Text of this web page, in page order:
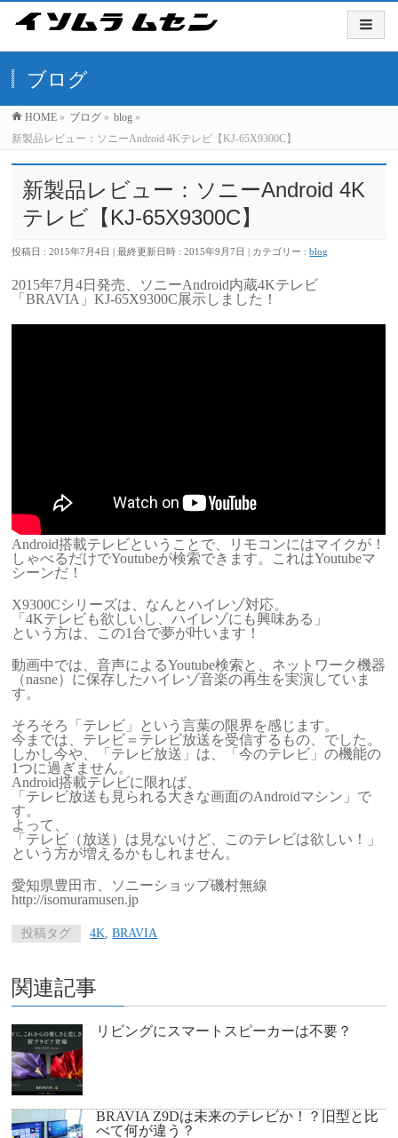
ブログ
HOME » ブログ » blog »
新製品レビュー：ソニーAndroid 4Kテレビ【KJ-65X9300C】
新製品レビュー：ソニーAndroid 4K
テレビ【KJ-65X9300C】
投稿日 : 2015年7月4日 最終更新日時 : 2015年9月7日 カテゴリー :blog
2015年7月4日発売、ソニーAndroid内蔵4Kテレビ
「BRAVIA」KJ-65X9300C展示しました！
Android搭載テレビということで、リモコンにはマイクが！
しゃべるだけでYoutubeが検索できます。これはYoutubeマ
シーンだ！
X9300Cシリーズは、なんとハイレゾ対応。
「4Kテレビも欲しいし、ハイレゾにも興味ある」
という方は、この1台で夢が叶います！
動画中では、音声によるYoutube検索と、ネットワーク機器
（nasne）に保存したハイレゾ音楽の再生を実演していま
す。
そろそろ「テレビ」という言葉の限界を感じます。
今までは、テレビ＝テレビ放送を受信するもの、でした。
しかし今や、「テレビ放送」は、「今のテレビ」の機能の
1つに過ぎません。
Android搭載テレビに限れば、
「テレビ放送も見られる大きな画面のAndroidマシン」で
す。
よって、
「テレビ（放送）は見ないけど、このテレビは欲しい！」
という方が増えるかもしれません。
愛知県豊田市、ソニーショップ磯村無線
http://isomuramusen.jp
投稿タグ 4K ,BRAVIA
関連記事
リビングにスマートスピーカーは不要？
BRAVIA Z9Dは未来のテレビか！？旧型と比
べて何が違う？